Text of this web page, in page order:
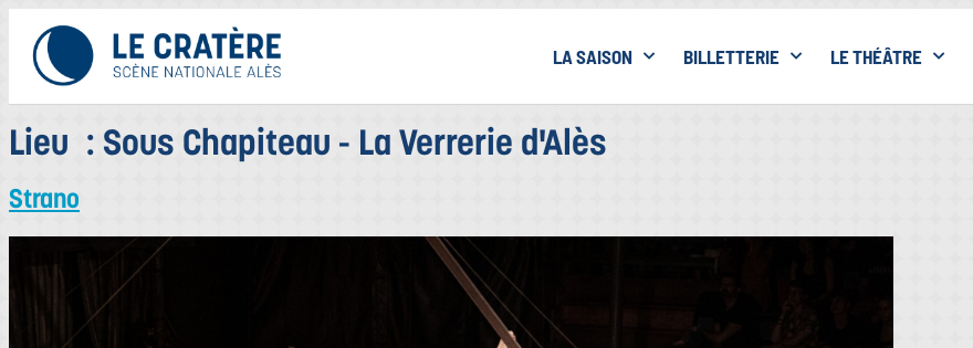
LA SAISON BILLETTERIE LE THÉÂTRE
Lieu : Sous Chapiteau - La Verrerie d'Alès
Strano